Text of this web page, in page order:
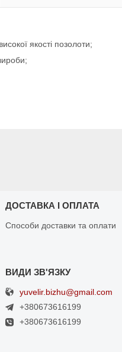
якості позолоти;
ДОСТАВКА І ОПЛАТА
Способи доставки та оплати
yuvelir.bizhu@gmail.com
+380673616199
+380673616199